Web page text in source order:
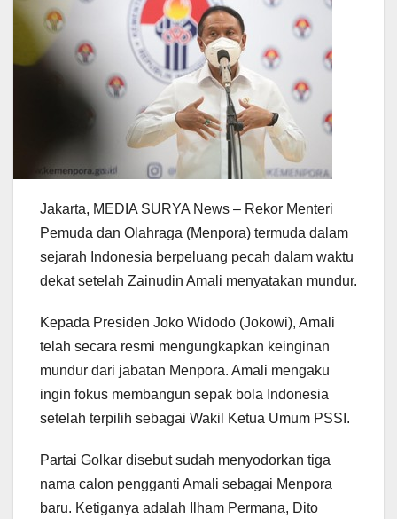
Jakarta, MEDIA SURYA News – Rekor Menteri
Pemuda dan Olahraga (Menpora) termuda dalam
sejarah Indonesia berpeluang pecah dalam waktu
dekat setelah Zainudin Amali menyatakan mundur.
Kepada Presiden Joko Widodo (Jokowi), Amali
telah secara resmi mengungkapkan keinginan
mundur dari jabatan Menpora. Amali mengaku
ingin fokus membangun sepak bola Indonesia
setelah terpilih sebagai Wakil Ketua Umum PSSI.
Partai Golkar disebut sudah menyodorkan tiga
nama calon pengganti Amali sebagai Menpora
baru. Ketiganya adalah Ilham Permana, Dito